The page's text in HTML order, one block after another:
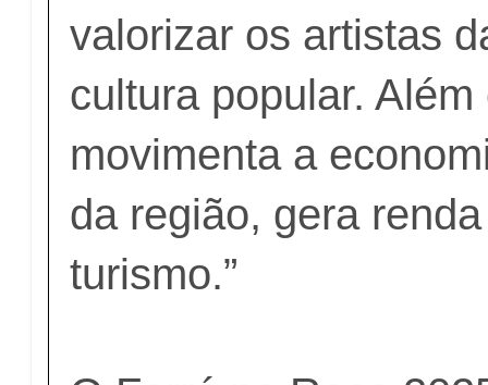
valorizar os artistas
cultura popular.
movimenta a
da região, gera
turismo.”